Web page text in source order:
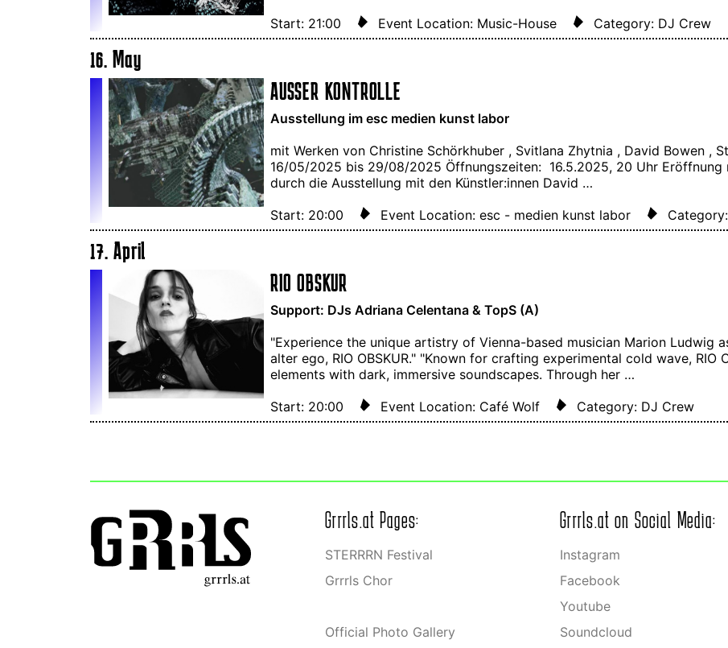
Start: 21:00 Event Location: Music-House Category: DJ Crew
16. May
AUSSER KONTROLLE
Ausstellung im esc medien kunst labor
mit Werken von Christine Schörkhuber , Svitlana Zhytnia , David Bowen ,
16/05/2025 bis 29/08/2025 Öffnungszeiten: 16.5.2025, 20 Uhr Eröffnung
durch die Ausstellung mit den Künstler:innen David …
Start: 20:00 Event Location: esc - medien kunst labor
17. April
RIO OBSKUR
Support: DJs Adriana Celentana & TopS (A)
"Experience the unique artistry of Vienna-based musician Marion Ludwig
alter ego, RIO OBSKUR." "Known for crafting experimental cold wave, RIO
elements with dark, immersive soundscapes. Through her …
Start: 20:00 Event Location: Café Wolf Category: DJ Crew
Grrrls.at Pages:
STERRRN Festival
Grrrls Chor
Official Photo Gallery
Grrrls.at on Social Media:
Instagram
Facebook
Youtube
Soundcloud